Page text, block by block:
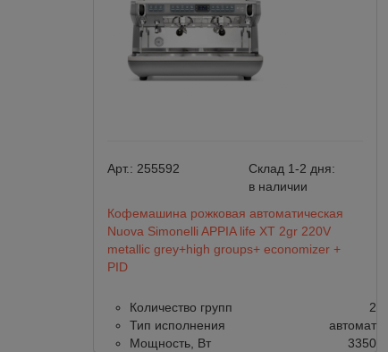
Арт.: 255592
Склад 1-2 дня:
в наличии
Кофемашина рожковая автоматическая
Nuova Simonelli APPIA life XT 2gr 220V
metallic grey+high groups+ economizer +
PID
Количество групп
2
Тип исполнения
автомат
Мощность, Вт
3350